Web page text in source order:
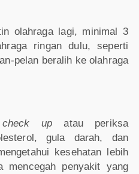
olahraga lagi, minimal 3
ringan dulu, seperti
pelan beralih ke olahraga
check upatau periksa
gula darah, dan
kesehatan lebih
mencegah penyakit yang